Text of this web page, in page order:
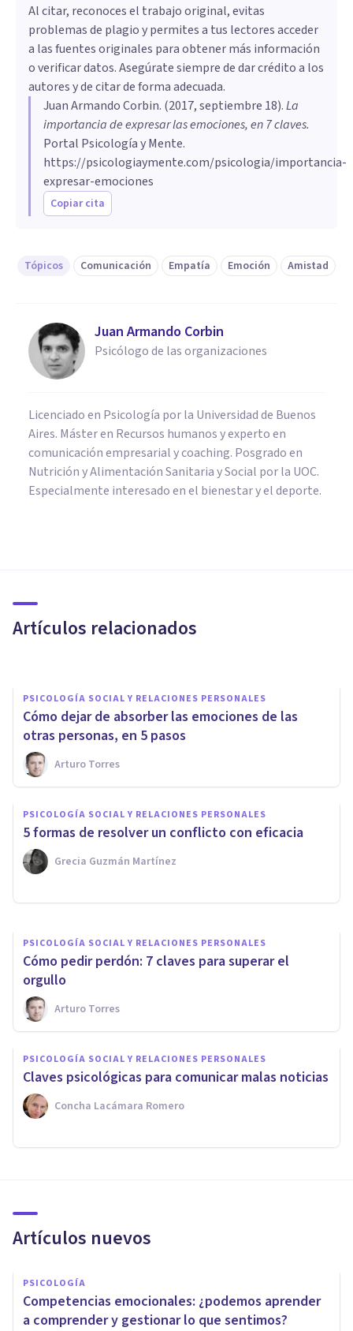
Al citar, reconoces el trabajo original, evitas
problemas de plagio y permites a tus lectores acceder
a las fuentes originales para obtener más información
o verificar datos. Asegúrate siempre de dar crédito a los
autores y de citar de forma adecuada.
Juan Armando Corbin. (2017, septiembre 18).​La
importancia de expresar las emociones, en 7 claves.
Portal Psicología y Mente.
https://psicologiaymente.com/psicologia/importancia-
expresar-emociones
Copiar cita
Tópicos Comunicación Empatía Emoción Amistad
Juan Armando Corbin
Psicólogo de las organizaciones
Licenciado en Psicología por la Universidad de Buenos
Aires. Máster en Recursos humanos y experto en
comunicación empresarial y coaching. Posgrado en
Nutrición y Alimentación Sanitaria y Social por la UOC.
Especialmente interesado en el bienestar y el deporte.
Artículos relacionados
6 pasos
PSICOLOGÍA SOCIAL Y RELACIONES PERSONALES
Cómo dejar de absorber las emociones de las
otras personas, en 5 pasos
Arturo Torres
PSICOLOGÍA SOCIAL Y RELACIONES PERSONALES
5 formas de resolver un conflicto con eficacia
Grecia Guzmán Martínez
PSICOLOGÍA CLÍNICA
37 maneras de no hacerme
daño (emocional y
psicológicamente)
PSICOLOGÍA SOCIAL Y RELACIONES PERSONALES
Cómo pedir perdón: 7 claves para superar el
orgullo
Arturo Torres
PSICOLOGÍA SOCIAL Y RELACIONES PERSONALES
Claves psicológicas para comunicar malas noticias
Concha Lacámara Romero
Artículos nuevos
PSICOLOGÍA
Competencias emocionales: ¿podemos aprender
a comprender y gestionar lo que sentimos?